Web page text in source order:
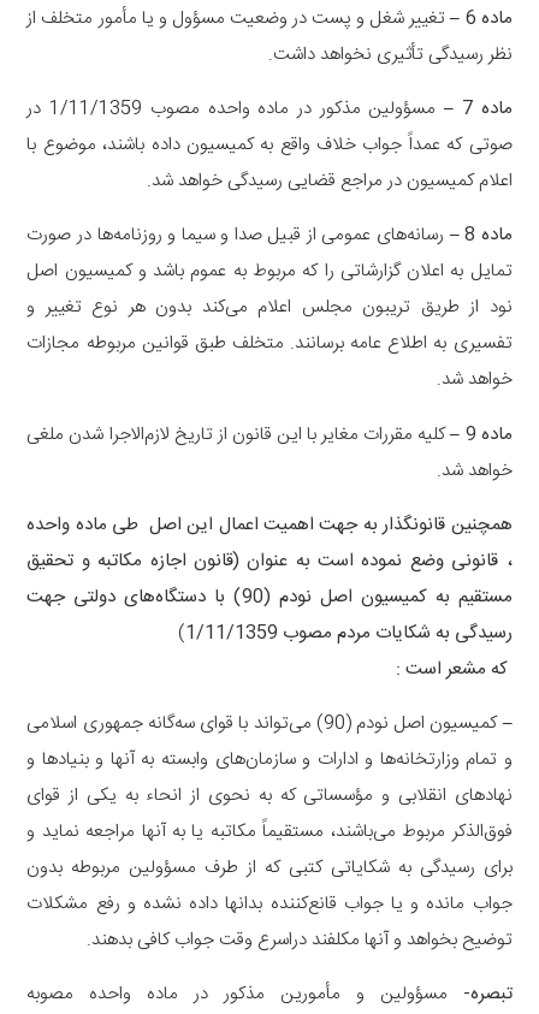
ماده 6 –تغییر شغل و پست در وضعیت مسؤول و یا مأمور متخلف از
نظر رسیدگی تأثیری نخواهد داشت.
‌ماده 7
–
مسؤولین مذکور در ماده واحده مصوب 1/11/1359 در
صوتی که عمداً جواب خلاف واقع به کمیسیون داده باشند، موضوع با
اعلام‌ کمیسیون در مراجع قضایی رسیدگی خواهد شد.
‌ماده 8 – رسانه‌های عمومی از قبیل صدا و سیما و روزنامه‌ها در صورت
تمایل به اعلان گزارشاتی را که مربوط به عموم باشد و کمیسیون اصل
نود از‌ طریق تریبون مجلس اعلام می‌کند بدون هر نوع تغییر و
تفسیری به اطلاع عامه برسانند. متخلف طبق قوانین مربوطه مجازات
خواهد شد.
ماده 9
–کلیه مقررات مغایر با این قانون از تاریخ لازم‌الاجرا شدن ملغی
خواهد شد.
همچنین قانونگذار به جهت اهمیت اعمال این اصل طی ماده واحده
، قانونی وضع نموده است به عنوان (قانون اجازه مکاتبه و تحقیق
مستقیم به کمیسیون اصل نودم (90) با دستگاه‌های دولتی جهت
رسیدگی به شکایات مردم مصوب 1/11/1359
)
‌ که مشعر است :
–
کمیسیون اصل نودم (90) می‌تواند با قوای سه‌گانه جمهوری اسلامی
و تمام وزارتخانه‌ها و ادارات و سازمان‌های وابسته به آنها و بنیادها و‌
نهادهای انقلابی و مؤسساتی که به نحوی از انحاء به یکی از قوای
فوق‌الذکر مربوط می‌باشند، مستقیماً مکاتبه یا به آنها مراجعه نماید و
برای رسیدگی به شکایاتی کتبی که از طرف مسؤولین مربوطه بدون
جواب مانده و یا جواب قانع‌کننده بدانها داده نشده و رفع مشکلات
توضیح بخواهد و آنها مکلفند در‌اسرع وقت جواب کافی بدهند.
‌تبصره- مسؤولین و مأمورین مذکور در ماده واحده مصوبه